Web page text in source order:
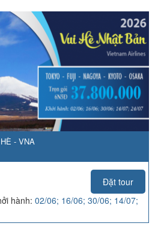
- VNA
Đặt tour
hành: 02/06; 16/06; 30/06; 14/07;